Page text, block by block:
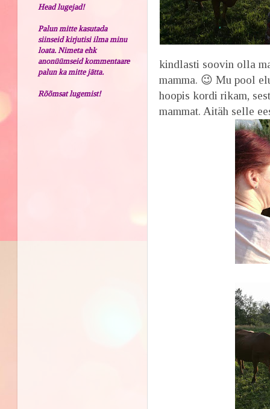
kindlasti soovin olla
mamma. 😉 Mu pool
hoopis kordi rikam,
mammat. Aitäh selle
Head lugejad!
Palun mitte kasutada
siinseid kirjutisi ilma minu
loata. Nimeta ehk
anonüümseid kommentaare
palun ka mitte jätta.
Rõõmsat lugemist!